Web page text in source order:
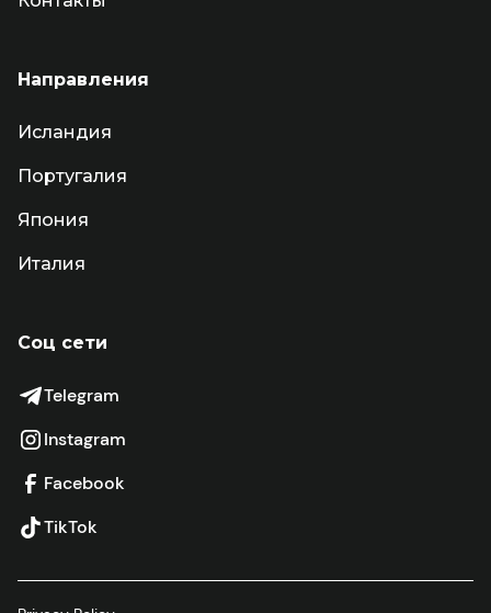
Направления
Исландия
Португалия
Япония
Италия
Соц сети
Telegram
Instagram
Facebook
TikTok